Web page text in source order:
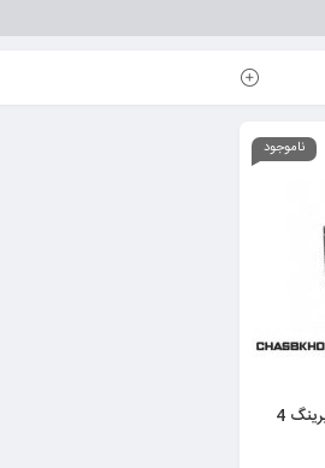
ناموجود
باتری قلمی Maxell شیرینگ 4